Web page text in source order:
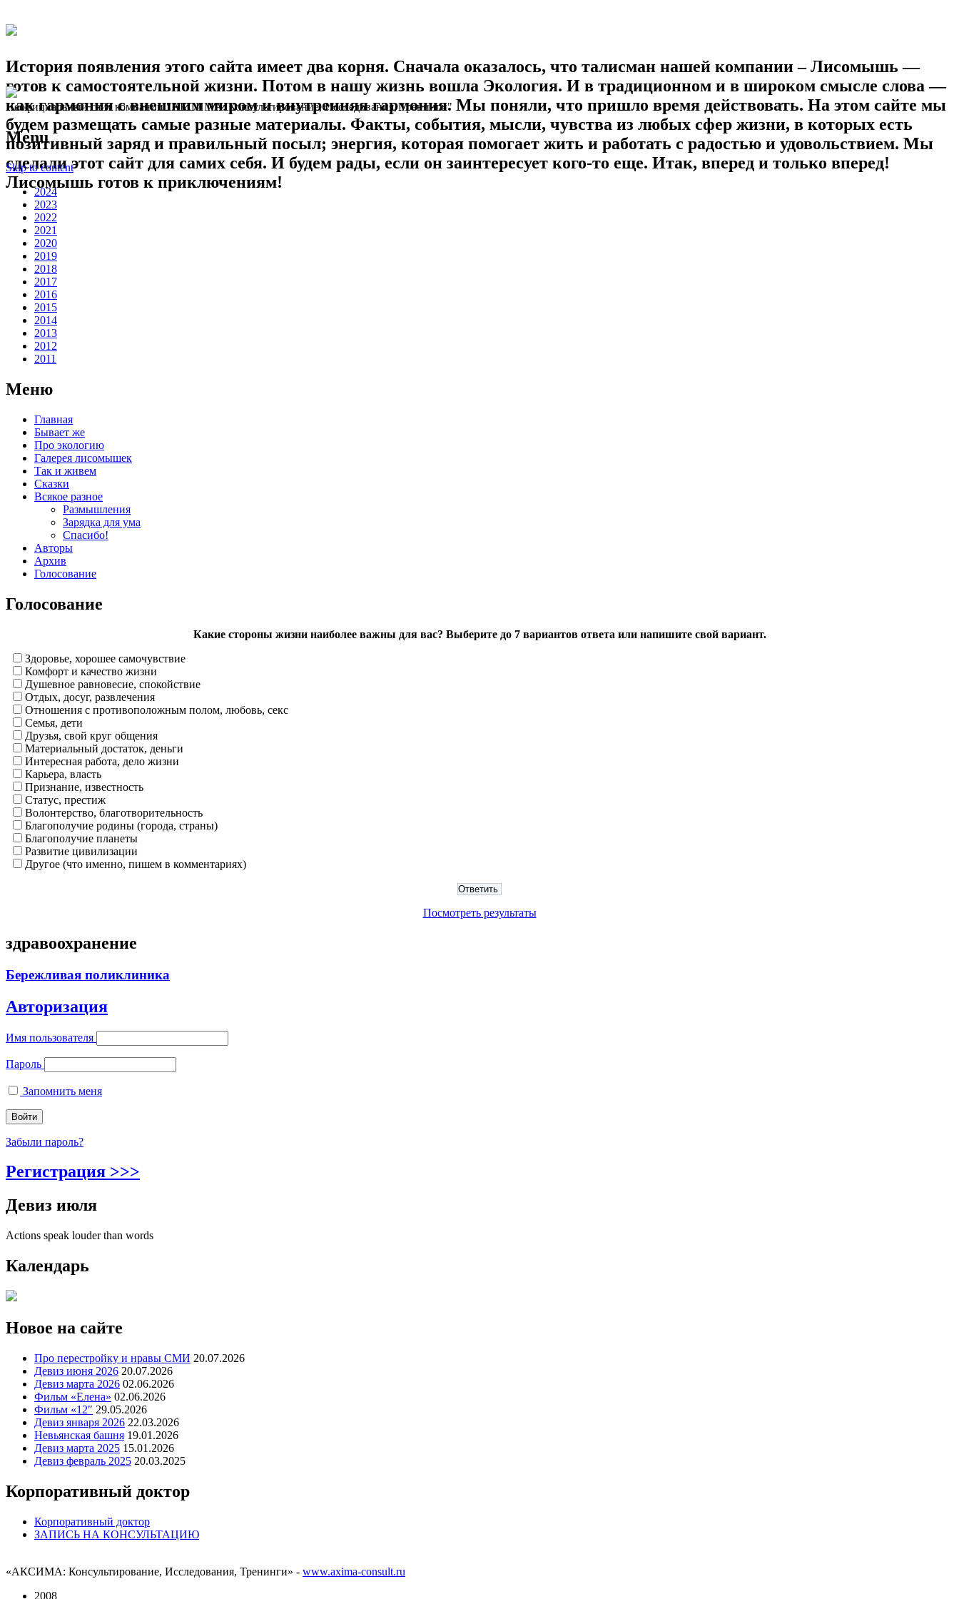
История появления этого сайта имеет два корня. Сначала оказалось, что талисман нашей компании – Лисомышь —
готов к самостоятельной жизни. Потом в нашу жизнь вошла Экология. И в традиционном и в широком смысле слова —
как гармония с внешним миром и внутренняя гармония. Мы поняли, что пришло время действовать. На этом сайте мы
будем размещать самые разные материалы. Факты, события, мысли, чувства из любых сфер жизни, в которых есть
позитивный заряд и правильный посыл; энергия, которая помогает жить и работать с радостью и удовольствием. Мы
сделали этот сайт для самих себя. И будем рады, если он заинтересует кого-то еще. Итак, вперед и только вперед!
Лисомышь готов к приключениям!
Неофициальный сайт компании "АКСИМА: Консультирование, Исследования, Тренинги"
Menu
Skip to content
2024
2023
2022
2021
2020
2019
2018
2017
2016
2015
2014
2013
2012
2011
Меню
Главная
Бывает же
Про экологию
Галерея лисомышек
Так и живем
Сказки
Всякое разное
Размышления
Зарядка для ума
Спасибо!
Авторы
Архив
Голосование
Голосование
Какие стороны жизни наиболее важны для вас? Выберите до 7 вариантов ответа или напишите свой вариант.
Здоровье, хорошее самочувствие
Комфорт и качество жизни
Душевное равновесие, спокойствие
Отдых, досуг, развлечения
Отношения с противоположным полом, любовь, секс
Семья, дети
Друзья, свой круг общения
Материальный достаток, деньги
Интересная работа, дело жизни
Карьера, власть
Признание, известность
Статус, престиж
Волонтерство, благотворительность
Благополучие родины (города, страны)
Благополучие планеты
Развитие цивилизации
Другое (что именно, пишем в комментариях)
Посмотреть результаты
здравоохранение
Бережливая поликлиника
Авторизация
Имя пользователя
Пароль
Запомнить меня
Забыли пароль?
Регистрация >>>
Девиз июля
Actions speak louder than words
Календарь
Новое на сайте
Про перестройку и нравы СМИ 20.07.2026
Девиз июня 2026 20.07.2026
Девиз марта 2026 02.06.2026
Фильм «Елена» 02.06.2026
Фильм «12″ 29.05.2026
Девиз января 2026 22.03.2026
Невьянская башня 19.01.2026
Девиз марта 2025 15.01.2026
Девиз февраль 2025 20.03.2025
Корпоративный доктор
Корпоративный доктор
ЗАПИСЬ НА КОНСУЛЬТАЦИЮ
«АКСИМА: Консультирование, Исследования, Тренинги» - www.axima-consult.ru
2008